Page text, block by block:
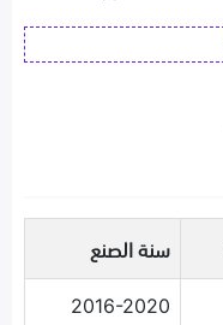
سنة الصنع
2016-2020